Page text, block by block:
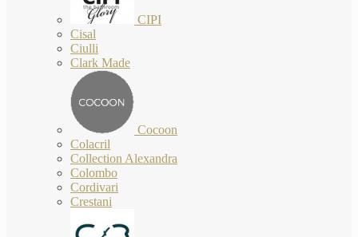
CIPI
Cisal
Ciulli
Clark Made
Cocoon
Colacril
Collection Alexandra
Colombo
Cordivari
Crestani